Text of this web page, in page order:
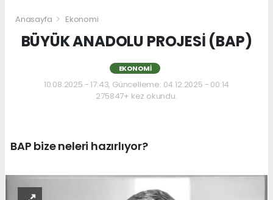
Anasayfa Ekonomi
BÜYÜK ANADOLU PROJESİ (BAP)
EKONOMI
10.08.2025 - 17:43, Güncelleme: 04.12.2025 - 00:14
275847+ kez okundu.
BAP bize neleri hazırlıyor?